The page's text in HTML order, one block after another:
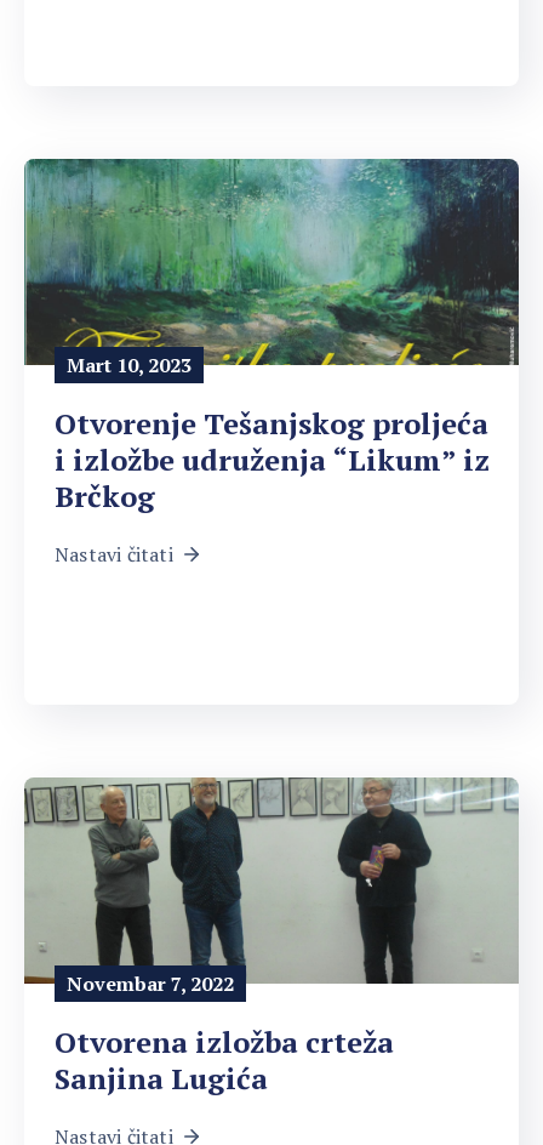
Mart 10, 2023
Otvorenje Tešanjskog proljeća
i izložbe udruženja “Likum” iz
Brčkog
Nastavi čitati
Novembar 7, 2022
Otvorena izložba crteža
Sanjina Lugića
Nastavi čitati